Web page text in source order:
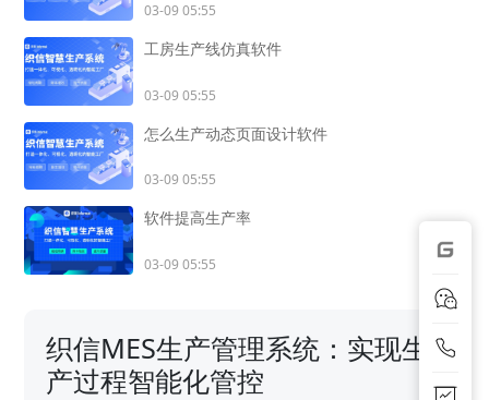
03-09 05:55
工房生产线仿真软件
03-09 05:55
怎么生产动态页面设计软件
03-09 05:55
软件提高生产率
03-09 05:55
织信MES生产管理系统：实现生
产过程智能化管控